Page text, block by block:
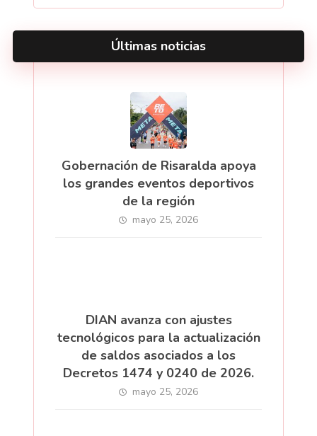
Últimas noticias
Gobernación de Risaralda apoya
los grandes eventos deportivos
de la región
mayo 25, 2026
DIAN avanza con ajustes
tecnológicos para la actualización
de saldos asociados a los
Decretos 1474 y 0240 de 2026.
mayo 25, 2026